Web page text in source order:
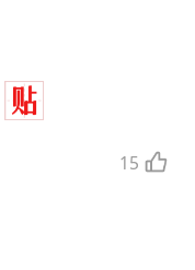
15